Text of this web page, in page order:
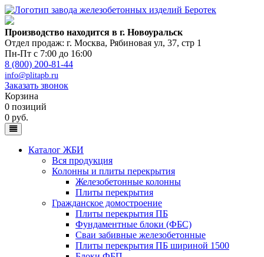
Производство находится в г. Новоуральск
Отдел продаж: г. Москва, Рябиновая ул, 37, стр 1
Пн-Пт с 7:00 до 16:00
8 (800) 200-81-44
info@plitapb.ru
Заказать звонок
Корзина
0 позиций
0 руб.
Каталог ЖБИ
Вся продукция
Колонны и плиты перекрытия
Железобетонные колонны
Плиты перекрытия
Гражданское домостроение
Плиты перекрытия ПБ
Фундаментные блоки (ФБС)
Сваи забивные железобетонные
Плиты перекрытия ПБ шириной 1500